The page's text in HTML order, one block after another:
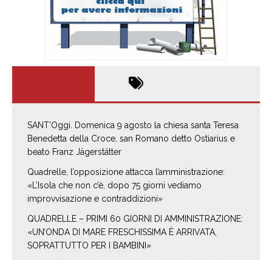
SANT’Oggi. Domenica 9 agosto la chiesa santa Teresa
Benedetta della Croce, san Romano detto Ostiarius e
beato Franz Jägerstätter
Quadrelle, l’opposizione attacca l’amministrazione:
«L’Isola che non c’è, dopo 75 giorni vediamo
improvvisazione e contraddizioni»
QUADRELLE – PRIMI 60 GIORNI DI AMMINISTRAZIONE:
«UN’ONDA DI MARE FRESCHISSIMA È ARRIVATA,
SOPRATTUTTO PER I BAMBINI»